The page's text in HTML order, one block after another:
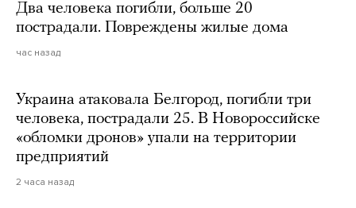
Два человека погибли, больше 20
пострадали. Повреждены жилые дома
час назад
Украина атаковала Белгород, погибли три
человека, пострадали 25. В Новороссийске
«обломки дронов» упали на территории
предприятий
2 часа назад